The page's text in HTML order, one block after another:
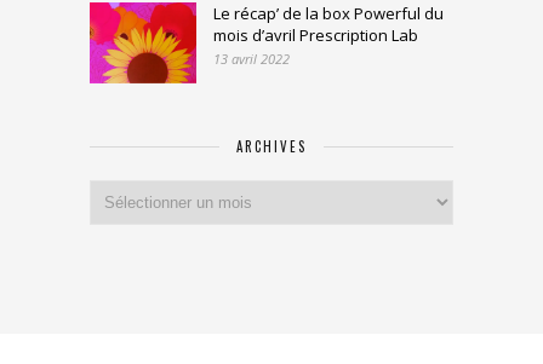
Le récap’ de la box Powerful du
mois d’avril Prescription Lab
13 avril 2022
ARCHIVES